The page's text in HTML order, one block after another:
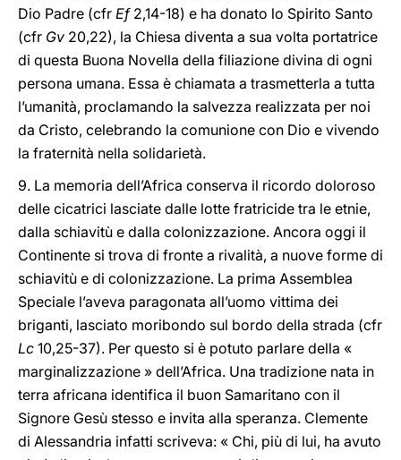
Dio Padre (cfr Ef2,14-18) e ha donato lo Spirito Santo
(cfr Gv 20,22), la Chiesa diventa a sua volta portatrice
di questa Buona Novella della filiazione divina di ogni
persona umana. Essa è chiamata a trasmetterla a tutta
l’umanità, proclamando la salvezza realizzata per noi
da Cristo, celebrando la comunione con Dio e vivendo
la fraternità nella solidarietà.
9. La memoria dell’Africa conserva il ricordo doloroso
delle cicatrici lasciate dalle lotte fratricide tra le etnie,
dalla schiavitù e dalla colonizzazione. Ancora oggi il
Continente si trova di fronte a rivalità, a nuove forme di
schiavitù e di colonizzazione. La prima Assemblea
Speciale l’aveva paragonata all’uomo vittima dei
briganti, lasciato moribondo sul bordo della strada (cfr
Lc 10,25-37). Per questo si è potuto parlare della «
marginalizzazione » dell’Africa. Una tradizione nata in
terra africana identifica il buon Samaritano con il
Signore Gesù stesso e invita alla speranza. Clemente
di Alessandria infatti scriveva: « Chi, più di lui, ha avuto